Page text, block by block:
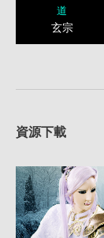
道
玄宗
資源下載